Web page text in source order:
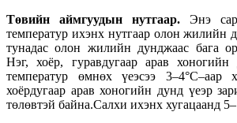
Төвийн аймгуудын нутгаар. Энэ
температур ихэнх нутгаар олон жилийн
тунадас олон жилийн дунджаас бага
Нэг, хоёр, гуравдугаар арав
температур өмнөх үеэсээ 3–4°С–аар
хоёрдугаар арав хоногийн дунд үеэр
төлөвтэй байна.Салхи ихэнх хугацаанд